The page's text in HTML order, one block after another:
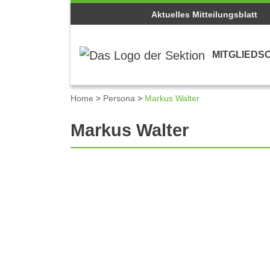
Aktuelles Mitteilungsblatt
Home > Persona > Markus Walter
Markus Walter